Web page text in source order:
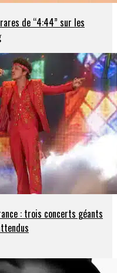
de “4:44” sur les
: trois concerts géants